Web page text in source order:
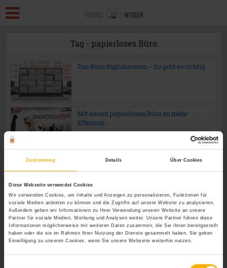
Zustimmung Details Über Cookies
Diese Webseite verwendet Cookies
Wir verwenden Cookies, um Inhalte und Anzeigen zu personalisieren, Funktionen für
soziale Medien anbieten zu können und die Zugriffe auf unsere Website zu analysieren.
Außerdem geben wir Informationen zu Ihrer Verwendung unserer Website an unsere
Partner für soziale Medien, Werbung und Analysen weiter. Unsere Partner führen diese
Informationen möglicherweise mit weiteren Daten zusammen, die Sie ihnen bereitgestellt
haben oder die sie im Rahmen Ihrer Nutzung der Dienste gesammelt haben. Sie geben
Einwilligung zu unseren Cookies, wenn Sie unsere Webseite weiterhin nutzen.
Tag - papierloses Büro
Das Büro digitalisieren – So geht es richtig
Mit einem papierlosen Büro zu mehr
Effizienz...